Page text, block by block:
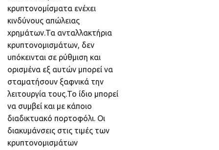
κρυπτονομίσματα ενέχει
κινδύνους απώλειας
χρημάτων.Τα ανταλλακτήρια
κρυπτονομισμάτων, δεν
υπόκεινται σε ρύθμιση και
ορισμένα εξ αυτών μπορεί να
σταματήσουν ξαφνικά την
λειτουργία τους.Το ίδιο μπορεί
να συμβεί και με κάποιο
διαδικτυακό πορτοφόλι. Οι
διακυμάνσεις στις τιμές των
κρυπτονομισμάτων